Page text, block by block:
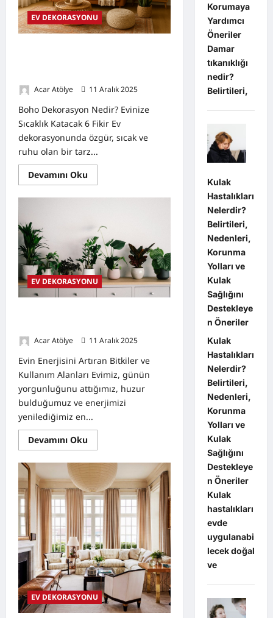
EV DEKORASYONU
Acar Atölye
11 Aralık 2025
Boho Dekorasyon Nedir? Evinize
Sıcaklık Katacak 6 Fikir Ev
dekorasyonunda özgür, sıcak ve
ruhu olan bir tarz...
Devamını Oku
more
Boho
Evinize
Sıcaklık
ve
Doğallık
Katacak
6
İlham
Verici
EV DEKORASYONU
Acar Atölye
11 Aralık 2025
Evin Enerjisini Artıran Bitkiler ve
Kullanım Alanları Evimiz, günün
yorgunluğunu attığımız, huzur
bulduğumuz ve enerjimizi
yenilediğimiz en...
Devamını Oku
more
Evin
Enerjisini
Artıran
Bitkiler
ve
Kullanım
Alanları
EV DEKORASYONU
Korumaya
Yardımcı
Öneriler
Damar
tıkanıklığı
nedir?
Belirtileri,
Kulak
Hastalıkları
Nelerdir?
Belirtileri,
Nedenleri,
Korunma
Yolları ve
Kulak
Sağlığını
Destekleye
n Öneriler
Kulak
Hastalıkları
Nelerdir?
Belirtileri,
Nedenleri,
Korunma
Yolları ve
Kulak
Sağlığını
Destekleye
n Öneriler
Kulak
hastalıkları
evde
uygulanabi
lecek doğal
ve